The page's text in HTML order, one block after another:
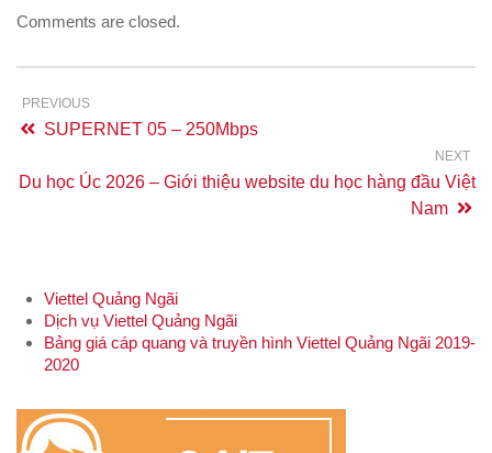
Comments are closed.
PREVIOUS
SUPERNET 05 – 250Mbps
NEXT
Du học Úc 2026 – Giới thiệu website du học hàng đầu Việt
Nam
Viettel Quảng Ngãi
Dịch vụ Viettel Quảng Ngãi
Bảng giá cáp quang và truyền hình Viettel Quảng Ngãi 2019-
2020